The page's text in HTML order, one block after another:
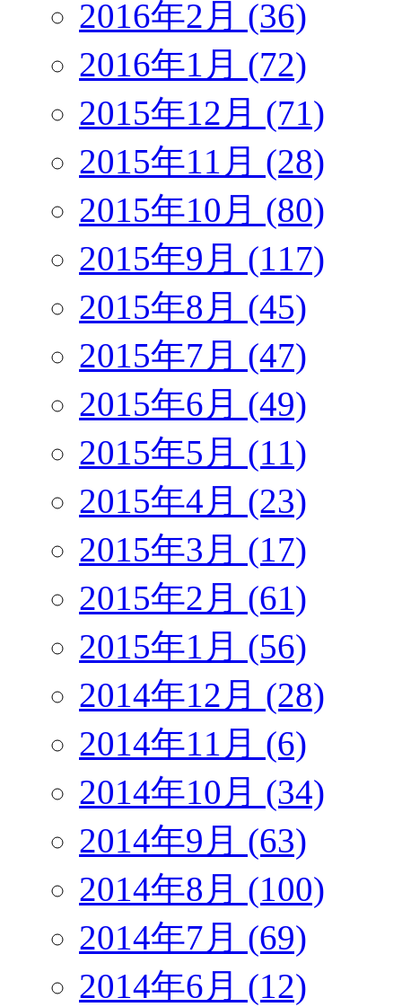
2016年2月 (36)
2016年1月 (72)
2015年12月 (71)
2015年11月 (28)
2015年10月 (80)
2015年9月 (117)
2015年8月 (45)
2015年7月 (47)
2015年6月 (49)
2015年5月 (11)
2015年4月 (23)
2015年3月 (17)
2015年2月 (61)
2015年1月 (56)
2014年12月 (28)
2014年11月 (6)
2014年10月 (34)
2014年9月 (63)
2014年8月 (100)
2014年7月 (69)
2014年6月 (12)